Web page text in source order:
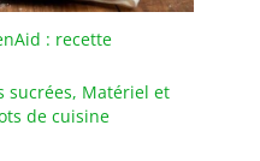
: recette
sucrées, Matériel et
de cuisine